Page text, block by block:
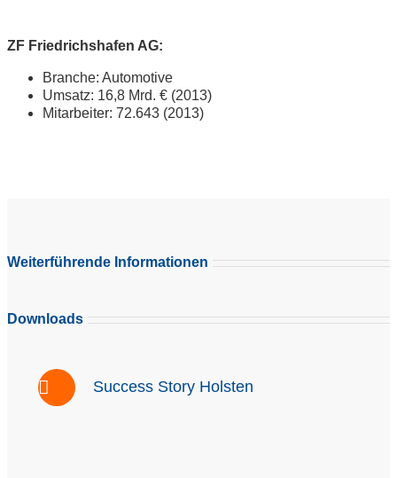
ZF Friedrichshafen AG:
Branche: Automotive
Umsatz: 16,8 Mrd. € (2013)
Mitarbeiter: 72.643 (2013)
Weiterführende Informationen
Downloads
Success Story Holsten